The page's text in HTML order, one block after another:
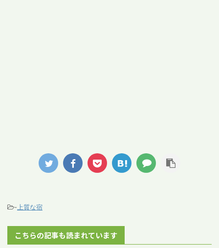
-上質な宿
こちらの記事も読まれています